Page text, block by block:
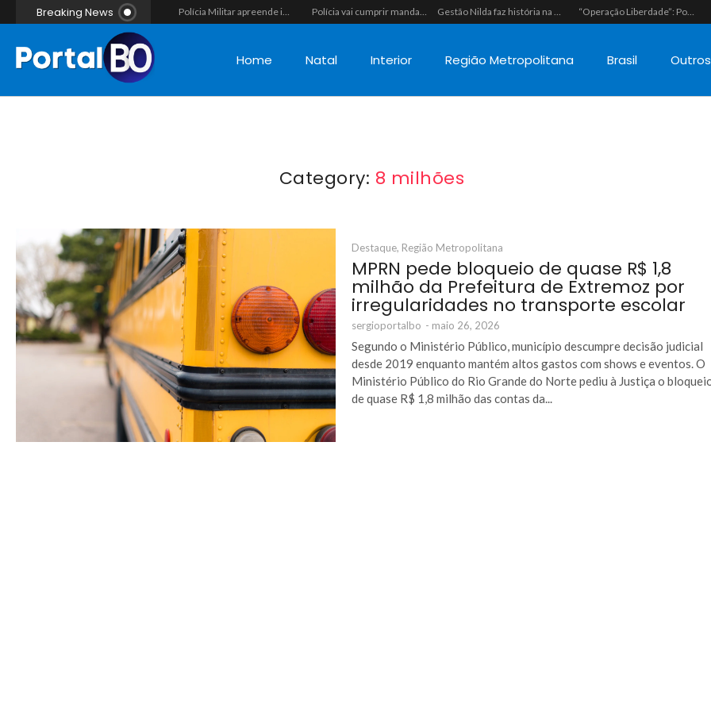
Breaking News Polícia Militar apreende indivíduo com porção de maconha durante patrulhamento em Parelhas Polícia vai cumprir mandado e acaba estourando esquema de tráfico com drogas escondidas dentro de urso de pelúcia em João Câmara Gestão Nilda faz história na segurança pública e coloca a Guarda Municipal como a primeira do RN operando fuzis “Operação Liberdade”: Polícias Civil e Militar prendem seis integrantes de grupo criminoso por tráfico de drogas em Tibau do Sul
Home Natal Interior Região Metropolitana Brasil Outros
Category: 8 milhões
Destaque, Região Metropolitana
MPRN pede bloqueio de quase R$ 1,8
milhão da Prefeitura de Extremoz por
irregularidades no transporte escolar
sergioportalbo - maio 26, 2026
Segundo o Ministério Público, município descumpre decisão judicial
desde 2019 enquanto mantém altos gastos com shows e eventos. O
Ministério Público do Rio Grande do Norte pediu à Justiça o
de quase R$ 1,8 milhão das contas da...